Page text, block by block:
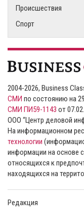
Происшествия
Спорт
2004-2026, Business
СМИ по состоянию на
СМИ ПИ59-1143 от
ООО “Центр деловой
На информационном
технологии
информации на основе
относящихся к
находящихся на
Редакция